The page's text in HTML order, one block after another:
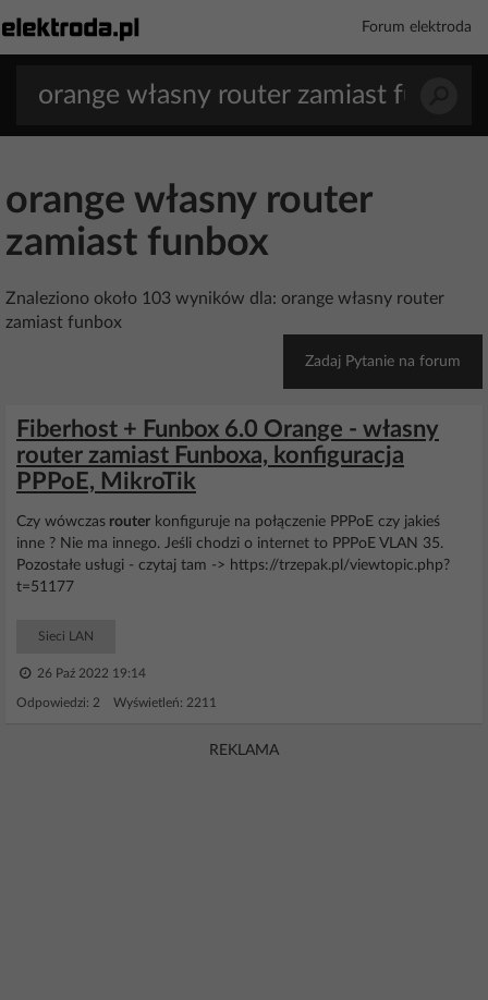
Forum elektroda
orange własny router
zamiast funbox
Znaleziono około 103 wyników dla: orange własny router
zamiast funbox
Zadaj Pytanie na forum
Fiberhost + Funbox 6.0 Orange - własny
router zamiast Funboxa, konfiguracja
PPPoE, MikroTik
Czy wówczas router konfiguruje na połączenie PPPoE czy jakieś
inne ? Nie ma innego. Jeśli chodzi o internet to PPPoE VLAN 35.
Pozostałe usługi - czytaj tam -> https://trzepak.pl/viewtopic.php?
t=51177
Sieci LAN
26 Paź 2022 19:14
Odpowiedzi: 2 Wyświetleń: 2211
REKLAMA